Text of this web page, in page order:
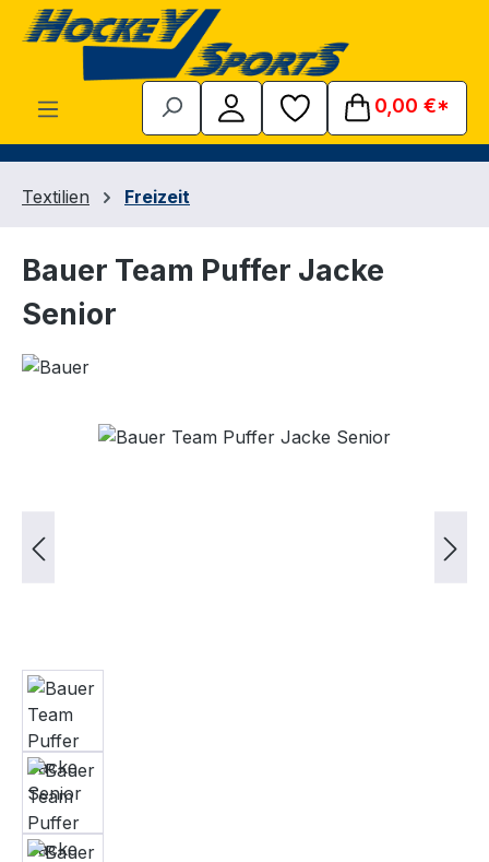
Zum Hauptinhalt springen
0,00 €*
Textilien Freizeit
Bauer Team Puffer Jacke
Senior
Bildergalerie überspringen